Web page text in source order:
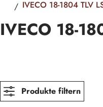
IVECO 18-1804 TLV
IVECO 18-
Produkte filtern